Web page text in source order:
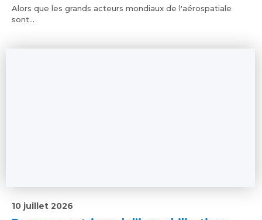
Alors que les grands acteurs mondiaux de l'aérospatiale
sont...
10 juillet 2026